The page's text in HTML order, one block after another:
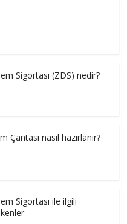
Sigortası (ZDS) nedir?
Çantası nasıl hazırlanır?
Sigortası ile ilgili